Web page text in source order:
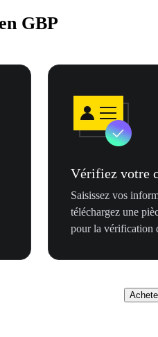
GBP
Vérifiez votre
Saisissez vos
téléchargez une
pour la vérification